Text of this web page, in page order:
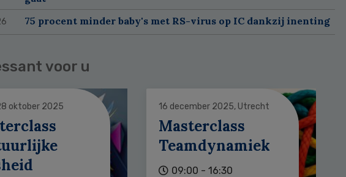
75 procent minder baby's met RS-virus op IC dankzij inenting
voor u
oktober 2025 16 december 2025, Utrecht
Masterclass
Teamdynamiek
09:00 - 16:30